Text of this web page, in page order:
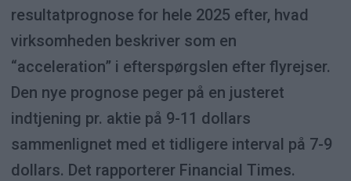
resultatprognose for hele 2025 efter, hvad
virksomheden beskriver som en
“acceleration” i efterspørgslen efter flyrejser.
Den nye prognose peger på en justeret
indtjening pr. aktie på 9-11 dollars
sammenlignet med et tidligere interval på 7-9
dollars. Det rapporterer Financial Times.